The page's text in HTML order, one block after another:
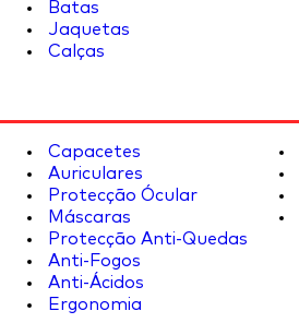
Batas
Jaquetas
Calças
Capacetes
Auriculares
Protecção Ócular
Máscaras
Protecção Anti-Quedas
Anti-Fogos
Anti-Ácidos
Ergonomia